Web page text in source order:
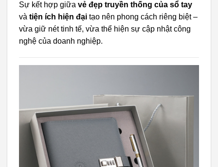
Sự kết hợp giữa vẻ đẹp truyền thống của sổ tay
và tiện ích hiện đại tạo nên phong cách riêng biệt –
vừa giữ nét tinh tế, vừa thể hiện sự cập nhật công
nghệ của doanh nghiệp.